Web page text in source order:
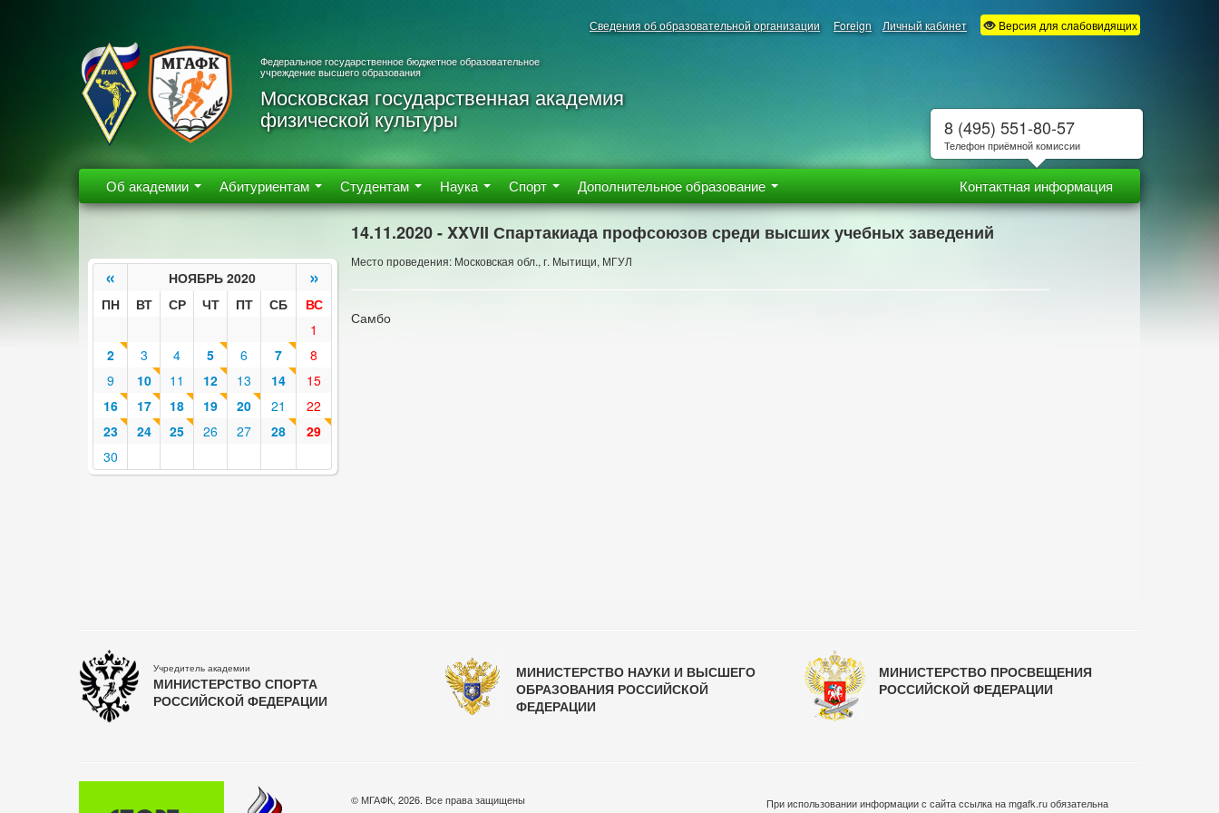
Сведения об образовательной организации Foreign Личный кабинет Версия для слабовидящих
Федеральное государственное бюджетное образовательное
учреждение высшего образования
Московская государственная академия
физической культуры
Об академии Абитуриентам Студентам Наука Спорт Дополнительное образование Контактная информация
« НОЯБРЬ 2020 »
ПН ВТ СР ЧТ ПТ СБ
ВС
1
2
3 4 5 6 7
8
9
10 11 12 13 14
15
16
17 18 19 20 21
22
23
24 25 26 27 28
29
30
14.11.2020 - XXVII Спартакиада профсоюзов среди высших учебных заведений
Место проведения: Московская обл., г. Мытищи, МГУЛ
Самбо
Учредитель академии
МИНИСТЕРСТВО СПОРТА
РОССИЙСКОЙ ФЕДЕРАЦИИ
МИНИСТЕРСТВО НАУКИ И ВЫСШЕГО
ОБРАЗОВАНИЯ РОССИЙСКОЙ
ФЕДЕРАЦИИ
МИНИСТЕРСТВО ПРОСВЕЩЕНИЯ
РОССИЙСКОЙ ФЕДЕРАЦИИ
© МГАФК, 2026. Все права защищены
При использовании информации с сайта ссылка на mgafk.ru обязательна
8 (495) 551-80-57
Телефон приёмной комиссии